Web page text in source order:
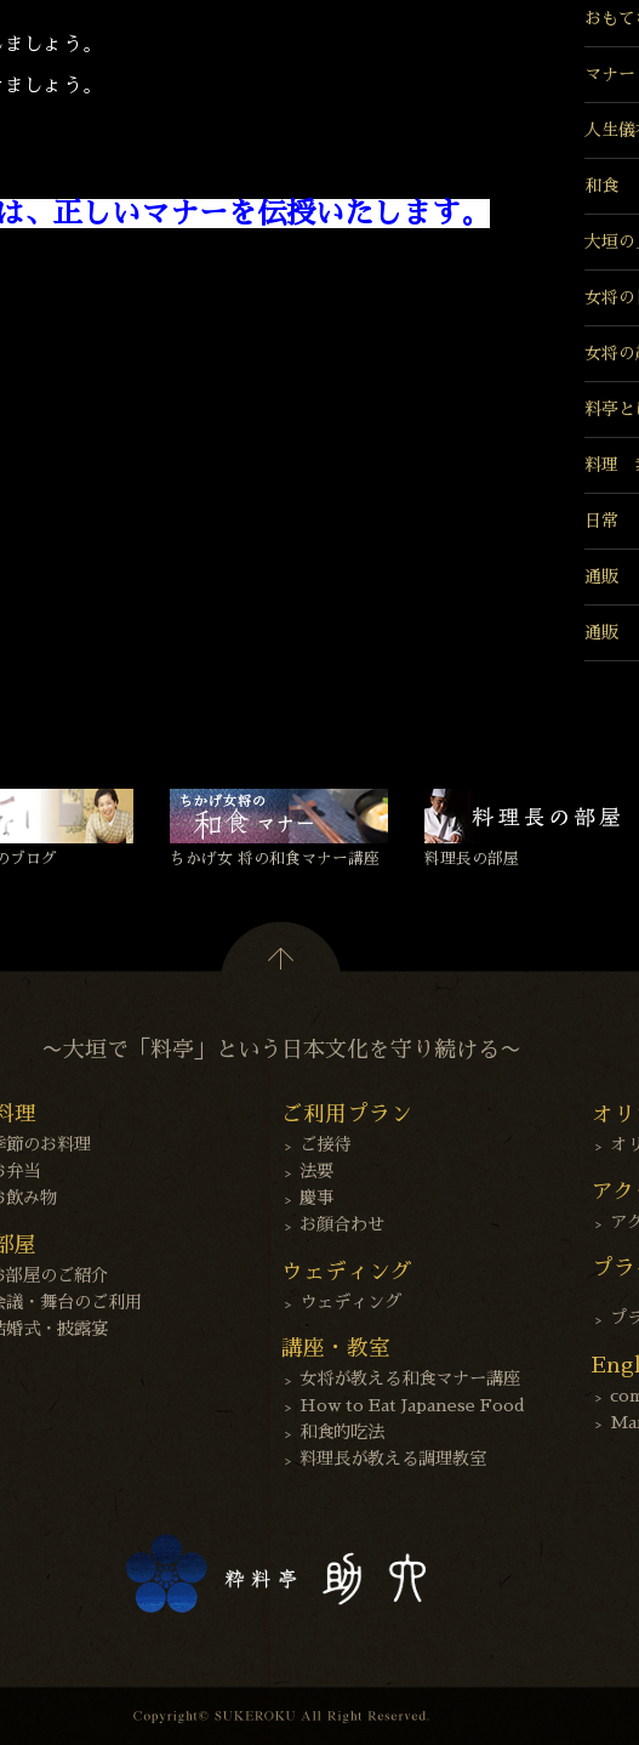
しょう。
しょう。
、正しいマナーを伝授いたします。
おもて
マナー
人生儀
和食
大垣の
女将の
女将の
料亭と
料理
日常
通販
通販
ブログ ちかげ女 将の和食マナー講座 料理長の部屋
〜大垣で「料亭」という日本文化を守り続ける〜
理
節のお料理
弁当
飲み物
屋
部屋のご紹介
議・舞台のご利用
婚式・披露宴
ご利用プラン
ご接待
法要
慶事
お顔合わせ
ウェディング
ウェディング
講座・教室
女将が教える和食マナー講座
How to Eat Japanese Food
和食的吃法
料理長が教える調理教室
オ
オ
ア
ア
プ
プ